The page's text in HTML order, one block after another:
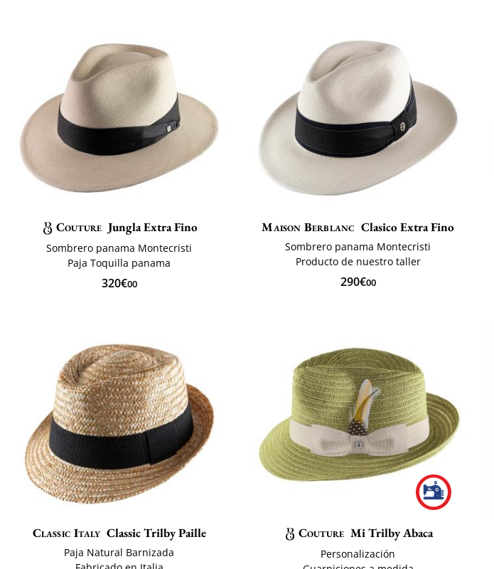
Couture Jungla Extra Fino
Sombrero panama Montecristi
Paja Toquilla panama
320€00
Maison Berblanc Clasico Extra Fino
Sombrero panama Montecristi
Producto de nuestro taller
290€00
Classic Italy Classic Trilby Paille
Paja Natural Barnizada
Couture Mi Trilby Abaca
Personalización